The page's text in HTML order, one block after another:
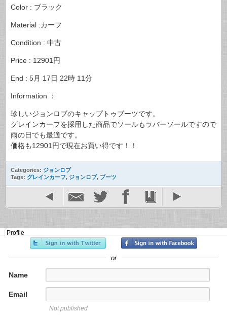
Color : ブラック
Material :カーフ
Condition : 中古
Price : 12901円
End : 5月 17日 22時 11分
Information ：
珍しいジョンロブのキャップトゥブーツです。
グレインカーフを採用した商品でソールもラバーソールですので
雨の日でも最適です。
価格も12901円で現在お買い得です！！
Categories: ジョンロブ
Tags: グレインカーフ, ジョンロブ, ブーツ
Profile
or
Name
Email
Not published